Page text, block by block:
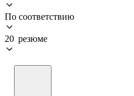
По соответствию
20 резюме